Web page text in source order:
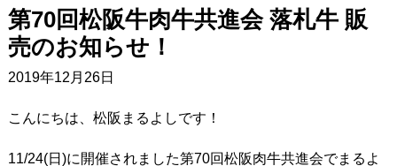
第70回松阪牛肉牛共進会 落札牛 販
売のお知らせ！
2019年12月26日
こんにちは、松阪まるよしです！
11/24(日)に開催されました第70回松阪肉牛共進会でまるよ